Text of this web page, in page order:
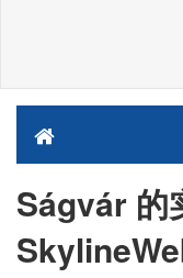
Ságvár 的